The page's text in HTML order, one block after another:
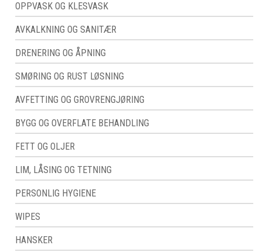
OPPVASK OG KLESVASK
AVKALKNING OG SANITÆR
DRENERING OG ÅPNING
SMØRING OG RUST LØSNING
AVFETTING OG GROVRENGJØRING
BYGG OG OVERFLATE BEHANDLING
FETT OG OLJER
LIM, LÅSING OG TETNING
PERSONLIG HYGIENE
WIPES
HANSKER